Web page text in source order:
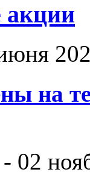
акции
на
02